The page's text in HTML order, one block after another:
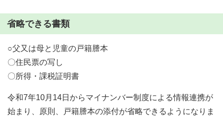
省略できる書類
○父又は母と児童の戸籍謄本
〇住民票の写し
〇所得・課税証明書
令和7年10月14日からマイナンバー制度による情報連携が
始まり、原則、戸籍謄本の添付が省略できるようになりま